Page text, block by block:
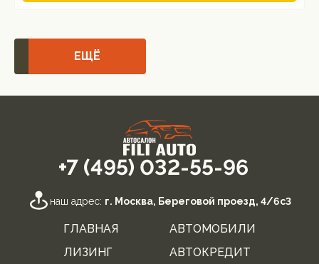
ЕЩЁ
+7 (495) 032-55-96
наш адрес: г. Москва, Береговой проезд, 4/6с3
ГЛАВНАЯ
АВТОМОБИЛИ
ЛИЗИНГ
АВТОКРЕДИТ